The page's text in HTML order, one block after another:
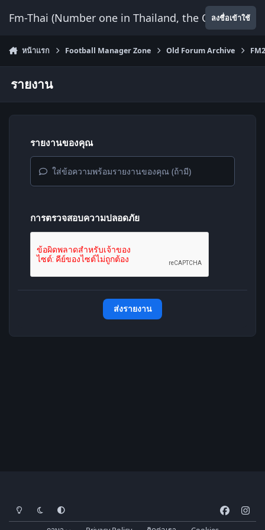
Fm-Thai (Number one in Thailand, the Onlyลงชื่อเข้าใช้
หน้าแรก Football Manager Zone Old Forum Archive
รายงาน
รายงานของคุณ
ใส่ข้อความพร้อมรายงานของคุณ (ถ้ามี)
การตรวจสอบความปลอดภัย
ส่งรายงาน
โหมดสว่างโหมดมืด การตั้งค่าระบบ
a
n